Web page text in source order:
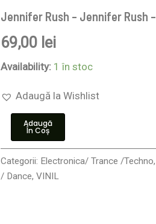
Jennifer Rush – Jennifer Rush –
69,00 lei
Availability: 1 în stoc
Adaugă la Wishlist
Cantitate
Rush
–
Jennifer
Disc
VINIL
Adaugă
În Coș
Categorii: Electronica/ Trance /Techno,
/ Dance,VINIL